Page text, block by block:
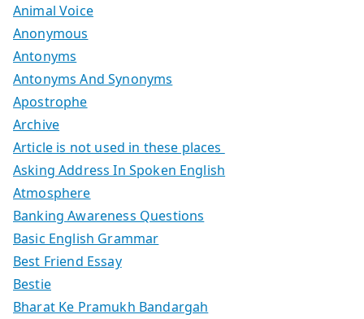
Animal Voice
Anonymous
Antonyms
Antonyms And Synonyms
Apostrophe
Archive
Article is not used in these places
Asking Address In Spoken English
Atmosphere
Banking Awareness Questions
Basic English Grammar
Best Friend Essay
Bestie
Bharat Ke Pramukh Bandargah